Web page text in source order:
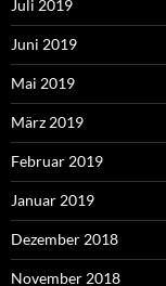
Juli 2019
Juni 2019
Mai 2019
März 2019
Februar 2019
Januar 2019
Dezember 2018
November 2018